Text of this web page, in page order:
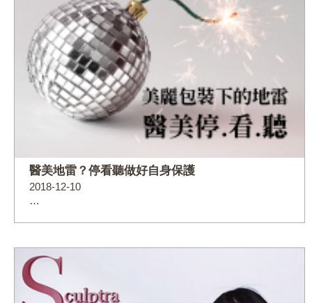
醫美地雷？停看聽做好自身保護
2018-12-10
…